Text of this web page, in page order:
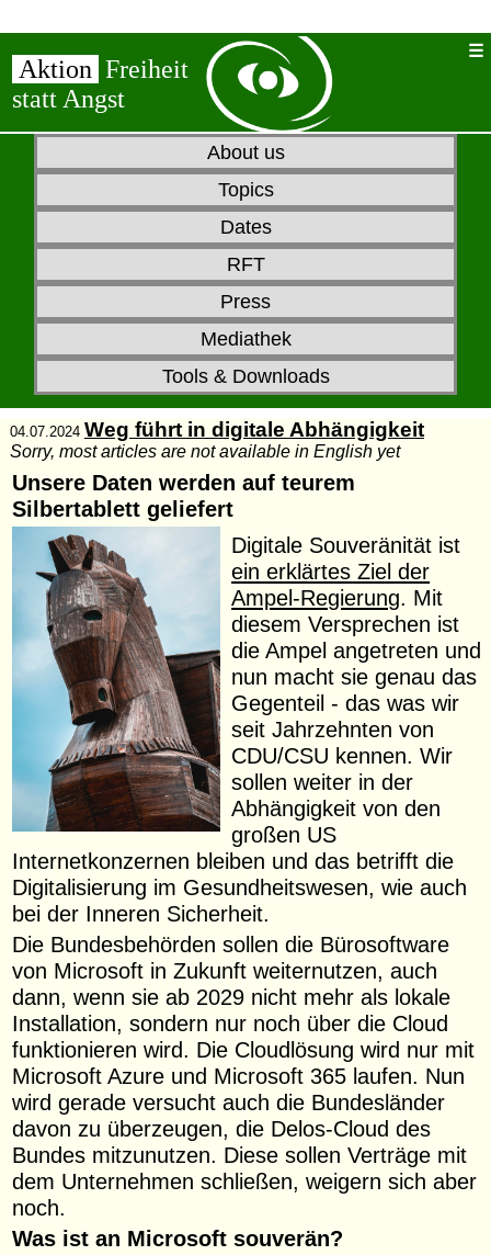
Aktion Freiheit
statt Angst
About us
Topics
Dates
RFT
Press
Mediathek
Tools & Downloads
04.07.2024 Weg führt in digitale Abhängigkeit
Sorry, most articles are not available in English yet
Unsere Daten werden auf teurem
Silbertablett geliefert
Digitale Souveränität ist
ein erklärtes Ziel der
Ampel-Regierung . Mit
diesem Versprechen ist
die Ampel angetreten und
nun macht sie genau das
Gegenteil - das was wir
seit Jahrzehnten von
CDU/CSU kennen. Wir
sollen weiter in der
Abhängigkeit von den
großen US
Internetkonzernen bleiben und das betrifft die
Digitalisierung im Gesundheitswesen, wie auch
bei der Inneren Sicherheit.
Die Bundesbehörden sollen die Bürosoftware
von Microsoft in Zukunft weiternutzen, auch
dann, wenn sie ab 2029 nicht mehr als lokale
Installation, sondern nur noch über die Cloud
funktionieren wird. Die Cloudlösung wird nur mit
Microsoft Azure und Microsoft 365 laufen. Nun
wird gerade versucht auch die Bundesländer
davon zu überzeugen, die Delos-Cloud des
Bundes mitzunutzen. Diese sollen Verträge mit
dem Unternehmen schließen, weigern sich aber
noch.
Was ist an Microsoft souverän?